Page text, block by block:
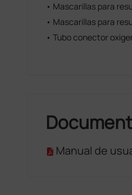
• Mascarillas para
• Mascarillas para
• Tubo conector
Manual de